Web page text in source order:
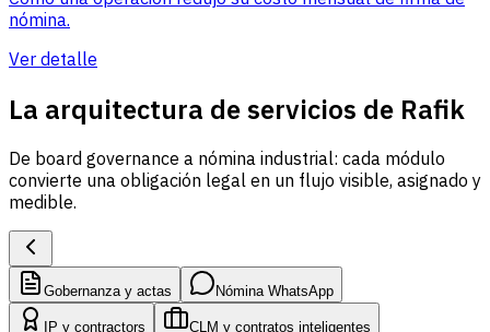
nómina.
Ver detalle
La arquitectura de servicios de Rafik
De board governance a nómina industrial: cada módulo
convierte una obligación legal en un flujo visible, asignado y
medible.
Gobernanza y actas Nómina WhatsApp
IP y contractors CLM y contratos inteligentes